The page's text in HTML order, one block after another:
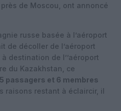
près de Moscou, ont annoncé
russe basée à l’aéroport
de décoller de l’aéroport
destination de l’’aéroport
du Kazakhstan, ce
passagers et 6 membres
raisons restant à éclaircir, il